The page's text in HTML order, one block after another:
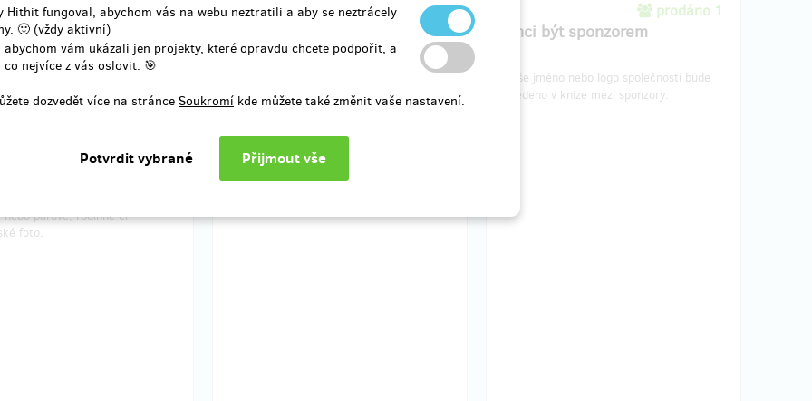
fungoval, abychom vás na webu neztratili a aby se neztrácely
🙂 (vždy aktivní)
vám ukázali jen projekty, které opravdu chcete podpořit, a
nejvíce z vás oslovit. 🎯
dozvedět více na stránce Soukromí kde můžete také změnit vaše nastavení.
prodáno 0
poukaz na ateliérové
Praze
poukaz na focení. Cena
Platnost poukazu
nebo párové, rodinné či
foto.
prodáno 0
analogové fotografie na míru. Kurz bude
rozložen do lekcí dle možností a přání
v centru Prahy v ateliéru i venku. V
případě analógové fotografie cena
prodáno 1
Chci být sponzorem
Vaše jméno nebo logo společnosti bude
uvedeno v knize mezi sponzory.